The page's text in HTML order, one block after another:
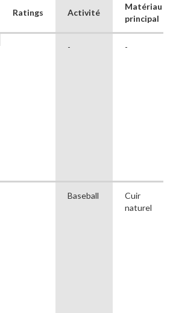
Ratings Activité
Matériau
principal
- -
Baseball
Cuir
naturel